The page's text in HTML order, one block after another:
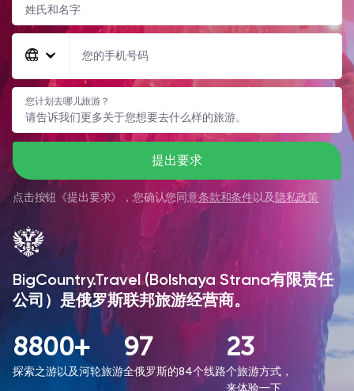
您的手机号码
您计划去哪儿旅游？
提出要求
点击按钮《提出要求》，您确认您同意条款和条件以及 隐私政策
BigCountry.Travel (Bolshaya Strana有限责任
公司）是俄罗斯联邦旅游经营商。
8800+
探索之游以及河轮旅游
97
全俄罗斯的84个线路
23
个旅游方式，
来体验一下